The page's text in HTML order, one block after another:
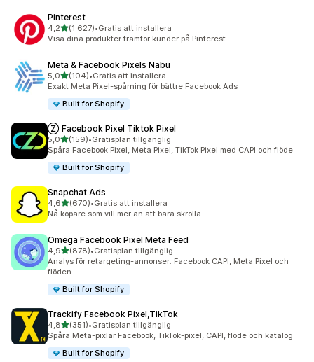
Pinterest
4,2av 5 stjärnor
(1 627)
1627 recensioner totalt
•Gratis att installera
Visa dina produkter framför kunder på Pinterest
Meta & Facebook Pixels Nabu
5,0av 5 stjärnor
(104)
104 recensioner totalt
•Gratis att installera
Exakt Meta Pixel-spårning för bättre Facebook Ads
Built for Shopify
Ⓩ Facebook Pixel Tiktok Pixel
5,0av 5 stjärnor
(159)
159 recensioner totalt
•Gratisplan tillgänglig
Spåra Facebook Pixel, Meta Pixel, TikTok Pixel med CAPI och flöde
Built for Shopify
Snapchat Ads
4,6av 5 stjärnor
(670)
670 recensioner totalt
•Gratis att installera
Nå köpare som vill mer än att bara skrolla
Omega Facebook Pixel Meta Feed
4,9av 5 stjärnor
(878)
878 recensioner totalt
•Gratisplan tillgänglig
Analys för retargeting-annonser: Facebook CAPI, Meta Pixel och
flöden
Built for Shopify
Trackify Facebook Pixel,TikTok
4,8av 5 stjärnor
(351)
351 recensioner totalt
•Gratisplan tillgänglig
Spåra Meta-pixlar Facebook, TikTok-pixel, CAPI, flöde och katalog
Built for Shopify